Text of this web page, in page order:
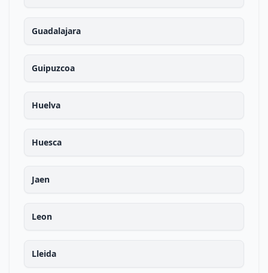
Guadalajara
Guipuzcoa
Huelva
Huesca
Jaen
Leon
Lleida